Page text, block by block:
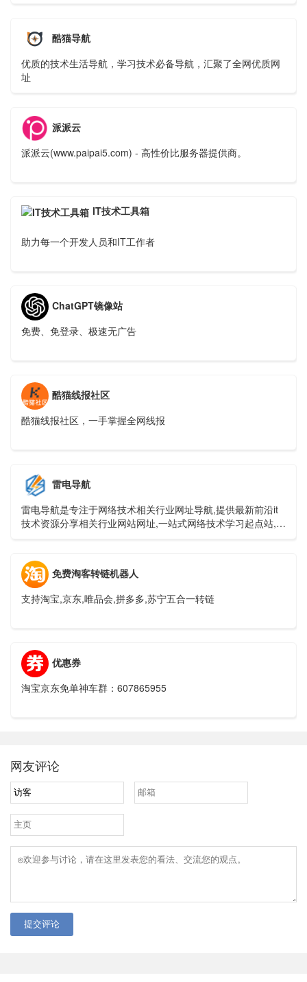
酷猫导航
优质的技术生活导航，学习技术必备导航，汇聚了全网优质网
址
派派云
派派云(www.paipai5.com) - 高性价比服务器提供商。
IT技术工具箱
助力每一个开发人员和IT工作者
ChatGPT镜像站
免费、免登录、极速无广告
酷猫线报社区
酷猫线报社区，一手掌握全网线报
雷电导航
雷电导航是专注于网络技术相关行业网址导航,提供最新前沿it
技术资源分享相关行业网站网址,一站式网络技术学习起点站,用
免费淘客转链机器人
支持淘宝,京东,唯品会,拼多多,苏宁五合一转链
优惠券
淘宝京东免单神车群：607865955
网友评论
提交评论